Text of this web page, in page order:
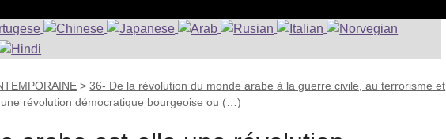
>36- De la révolution du monde arabe à la guerre civile, au terrorisme et
révolution démocratique bourgeoise ou (…)